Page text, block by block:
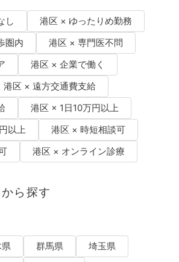
し
港区 × ゆったりめ勤務
圏内
港区 × 専門医不問
港区 × 企業で働く
港区 × 遠方交通費支給
港区 × 1日10万円以上
以上
港区 × 時短相談可
港区 × オンライン診療
ら探す
群馬県
埼玉県